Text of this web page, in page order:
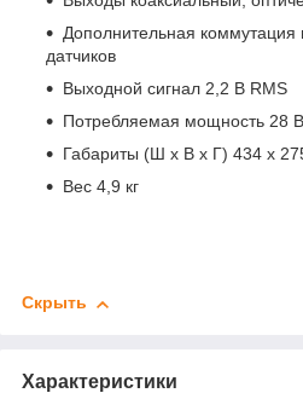
Дополнительная
датчиков
Выходной сигнал 2,2 В RMS
Потребляемая мощность 28
Габариты (Ш х В х Г) 434 x
Вес 4,9 кг
Скрыть
Характеристики